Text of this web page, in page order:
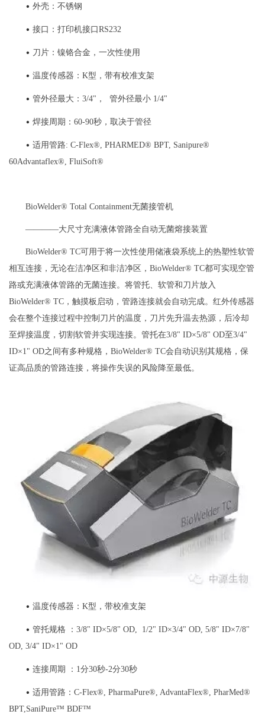
• 外壳：不锈钢
• 接口：打印机接口RS232
• 刀片：镍铬合金，一次性使用
• 温度传感器：K型，带有校准支架
• 管外径最大：3/4"， 管外径最小 1/4"
• 焊接周期：60-90秒，取决于管径
• 适用管路: C-Flex®, PHARMED® BPT, Sanipure®
60Advantaflex®, FluiSoft®
BioWelder® Total Containment无菌接管机
————大尺寸充满液体管路全自动无菌熔接装置
BioWelder® TC可用于将一次性使用储液袋系统上的热塑性软管
相互连接，无论在洁净区和非洁净区，BioWelder® TC都可实现空管
路或充满液体管路的无菌连接。将管托、软管和刀片放入
BioWelder® TC，触摸板启动，管路连接就会自动完成。红外传感器
会在整个连接过程中控制刀片的温度，刀片先升温去热源，后冷却
至焊接温度，切割软管并实现连接。管托在3/8" ID×5/8" OD至3/4"
ID×1" OD之间有多种规格，BioWelder® TC会自动识别其规格，保
证高品质的管路连接，将操作失误的风险降至最低。
• 温度传感器：K型，带校准支架
• 管托规格 ：3/8" ID×5/8" OD, 1/2" ID×3/4" OD, 5/8" ID×7/8"
OD, 3/4" ID×1" OD
• 连接周期 ：1分30秒-2分30秒
• 适用管路：C-Flex®, PharmaPure®, AdvantaFlex®, PharMed®
BPT,SaniPure™ BDF™